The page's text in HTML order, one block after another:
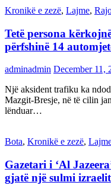
Kronikë e zezë, Lajme,
Tetë persona
përfshinë 14
adminadmin December 11,
Një aksident trafiku ka
Mazgit-Bresje, në të cilin
lënduar…
Bota, Kronikë e zezë,
Gazetari i ‘Al
gjatë një sulmi izraelit